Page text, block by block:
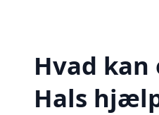
Hvad
Hals